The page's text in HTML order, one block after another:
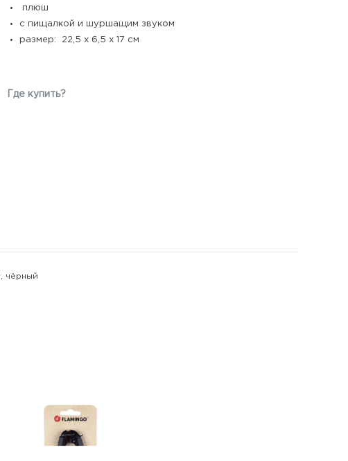
плюш
с пищалкой и шуршащим звуком
размер: 22,5 х 6,5 х 17 см
Где купить?
чёрный